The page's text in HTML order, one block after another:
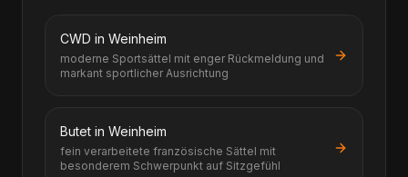
CWD in Weinheim
moderne Sportsättel mit enger Rückmeldung und
markant sportlicher Ausrichtung
Butet in Weinheim
fein verarbeitete französische Sättel mit
besonderem Schwerpunkt auf Sitzgefühl